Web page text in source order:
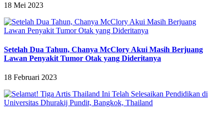
18 Mei 2023
Setelah Dua Tahun, Chanya McClory Akui Masih Berjuang
Lawan Penyakit Tumor Otak yang Dideritanya
18 Februari 2023